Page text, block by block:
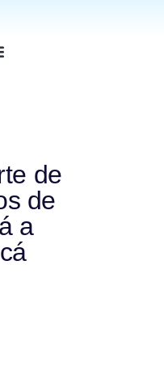
de
de
a